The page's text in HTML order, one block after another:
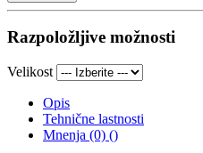
Razpoložljive možnosti
Velikost
Opis
Tehnične lastnosti
Mnenja (0) ()